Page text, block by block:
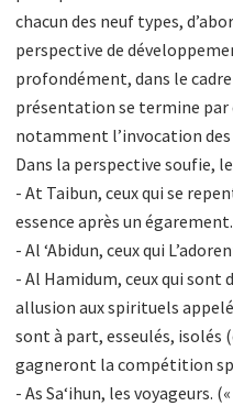
chacun des neuf types,
perspective de
profondément, dans le
présentation se termine par
notamment l’invocation des
Dans la perspective soufie,
- At Taibun, ceux qui se
essence après un
- Al ‘Abidun, ceux qui
- Al Hamidum, ceux qui sont
allusion aux spirituels
sont à part, esseulés, isolés
gagneront la compétition
- As Sa‘ihun, les voyageurs.